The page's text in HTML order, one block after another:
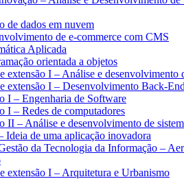
de dados em nuvem
de e-commerce com CMS
Aplicada
orientada a objetos
extensão I – Análise e desenvolvimento
extensão I – Desenvolvimento Back-End
I – Engenharia de Software
I – Redes de computadores
II – Análise e desenvolvimento de
Ideia de uma aplicação inovadora
da Tecnologia da Informação –
extensão I – Arquitetura e Urbanismo